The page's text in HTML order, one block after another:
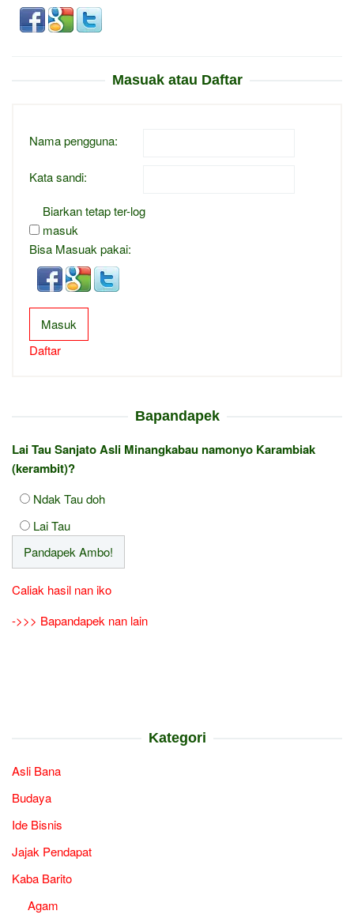
Masuak atau Daftar
Nama pengguna:
Kata sandi:
Biarkan tetap ter-log
masuk
Bisa Masuak pakai:
Masuk
Daftar
Bapandapek
Lai Tau Sanjato Asli Minangkabau namonyo Karambiak
(kerambit)?
Ndak Tau doh
Lai Tau
Caliak hasil nan iko
->>> Bapandapek nan lain
Kategori
Asli Bana
Budaya
Ide Bisnis
Jajak Pendapat
Kaba Barito
Agam